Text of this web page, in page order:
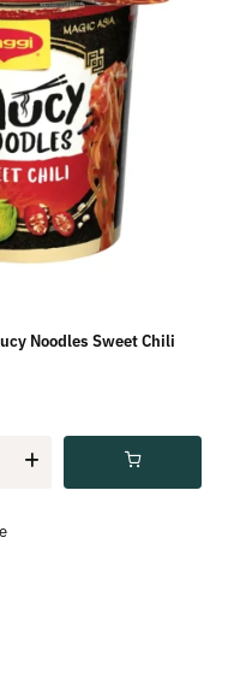
Noodles Sweet Chili